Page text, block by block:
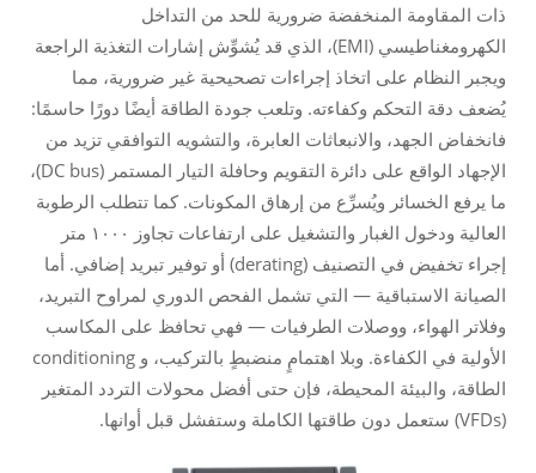
ذات المقاومة المنخفضة ضرورية للحد من التداخل
الكهرومغناطيسي (EMI)، الذي قد يُشوِّش إشارات التغذية الراجعة
ويجبر النظام على اتخاذ إجراءات تصحيحية غير ضرورية، مما
يُضعف دقة التحكم وكفاءته. وتلعب جودة الطاقة أيضًا دورًا حاسمًا:
فانخفاض الجهد، والانبعاثات العابرة، والتشويه التوافقي تزيد من
الإجهاد الواقع على دائرة التقويم وحافلة التيار المستمر (DC bus)،
ما يرفع الخسائر ويُسرِّع من إرهاق المكونات. كما تتطلب الرطوبة
العالية ودخول الغبار والتشغيل على ارتفاعات تجاوز ١٠٠٠ متر
إجراء تخفيض في التصنيف (derating) أو توفير تبريد إضافي. أما
الصيانة الاستباقية — التي تشمل الفحص الدوري لمراوح التبريد،
وفلاتر الهواء، ووصلات الطرفيات — فهي تحافظ على المكاسب
الأولية في الكفاءة. وبلا اهتمامٍ منضبطٍ بالتركيب، و conditioning
الطاقة، والبيئة المحيطة، فإن حتى أفضل محولات التردد المتغير
(VFDs) ستعمل دون طاقتها الكاملة وستفشل قبل أوانها.